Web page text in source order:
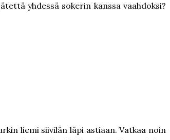
yhdessä sokerin kanssa vaahdoksi?
liemi siivilän läpi astiaan. Vatkaa noin